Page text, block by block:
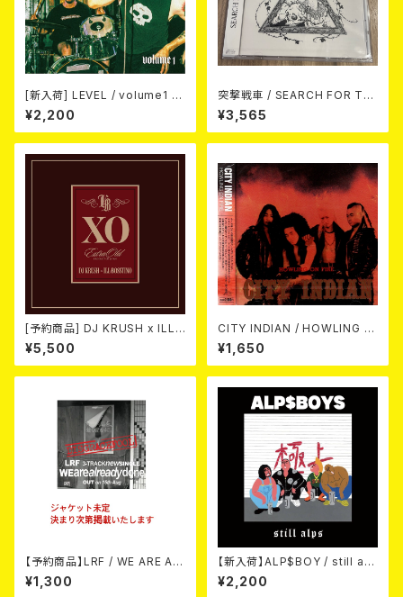
[新入荷] LEVEL / volume1 DI
SCOGRAPHY 2021-2026 (D
IGIPACK CD)
¥2,200
突撃戦車 / SEARCH FOR TH
E SUN（CD+Tシャツ）
¥3,565
[予約商品] DJ KRUSH x ILL-
BOSSTINO / XO (2CD)(限定
盤) 2026年08月05日発売！
¥5,500
CITY INDIAN / HOWLING O
N FIRE (CD)
¥1,650
【予約商品】LRF / WE ARE AL
READY DONE (CD) 【8月15日
発売】
¥1,300
【新入荷】ALP$BOY / still alp
s (CD)
¥2,200